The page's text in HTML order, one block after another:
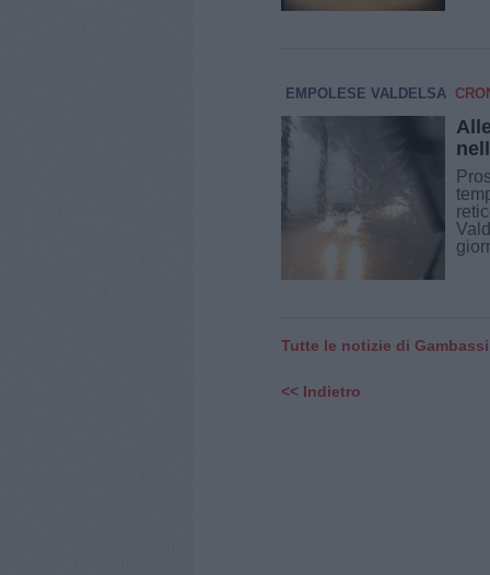
EMPOLESE VALDELSA
Tutte le notizie di Gambassi
<< Indietro